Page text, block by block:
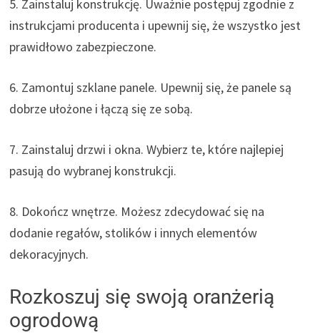
5. Zainstaluj konstrukcję. Uważnie postępuj zgodnie z
instrukcjami producenta i upewnij się, że wszystko jest
prawidłowo zabezpieczone.
6. Zamontuj szklane panele. Upewnij się, że panele są
dobrze ułożone i łączą się ze sobą.
7. Zainstaluj drzwi i okna. Wybierz te, które najlepiej
pasują do wybranej konstrukcji.
8. Dokończ wnętrze. Możesz zdecydować się na
dodanie regałów, stolików i innych elementów
dekoracyjnych.
Rozkoszuj się swoją oranżerią
ogrodową